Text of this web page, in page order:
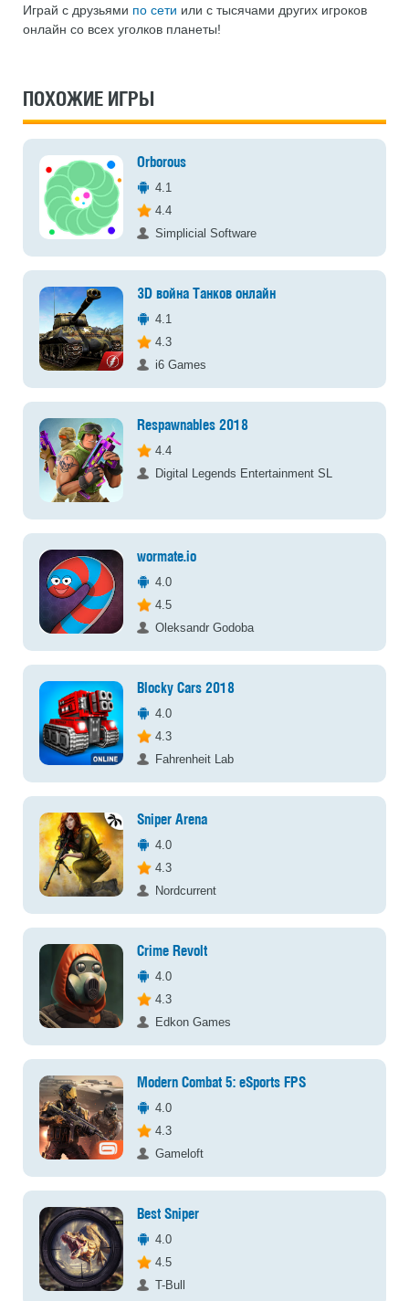
Играй с друзьями по сети или с тысячами других игроков
онлайн со всех уголков планеты!
ПОХОЖИЕ ИГРЫ
Orborous
4.1
4.4
Simplicial Software
3D война Танков онлайн
4.1
4.3
i6 Games
Respawnables 2018
4.4
Digital Legends Entertainment SL
wormate.io
4.0
4.5
Oleksandr Godoba
Blocky Cars 2018
4.0
4.3
Fahrenheit Lab
Sniper Arena
4.0
4.3
Nordcurrent
Crime Revolt
4.0
4.3
Edkon Games
Modern Combat 5: eSports FPS
4.0
4.3
Gameloft
Best Sniper
4.0
4.5
T-Bull